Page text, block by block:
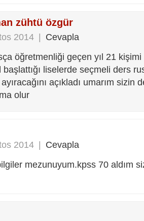
zühtü özgür
2014 | Cevapla
öğretmenliği geçen yıl 21
başlattığı liselerde seçmeli ders
açıkladı umarım sizin
olur
2014 | Cevapla
mezunuyum.kpss 70 aldım